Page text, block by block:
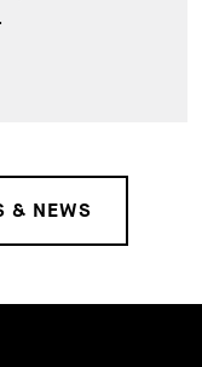
& NEWS